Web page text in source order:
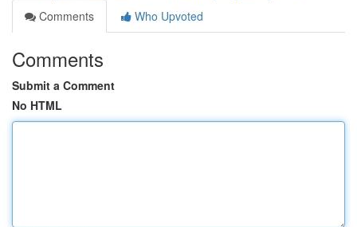
Comments
Who Upvoted
Comments
Submit a Comment
No HTML